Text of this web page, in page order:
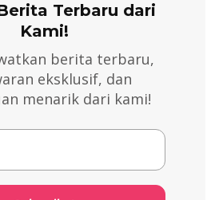
Terbaru dari
Kami!
berita terbaru,
eksklusif, dan
menarik dari kami!